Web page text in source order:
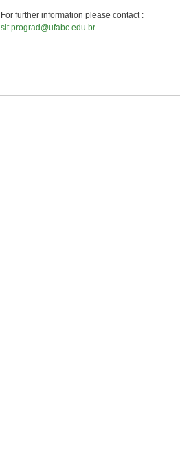
For further information please contact :
sit.prograd@ufabc.edu.br